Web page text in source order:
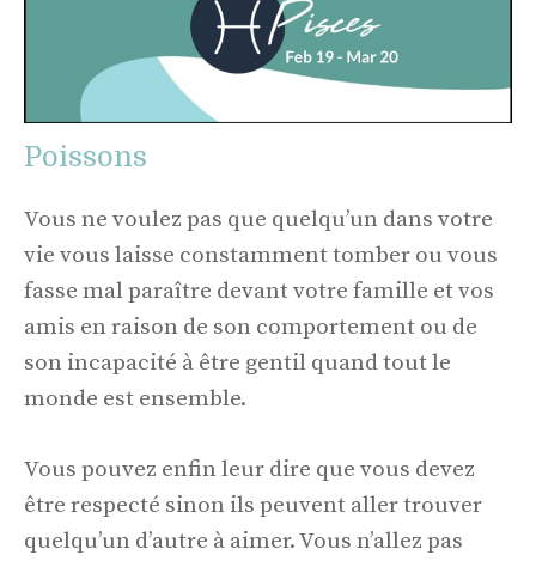
Poissons
Vous ne voulez pas que quelqu’un dans votre
vie vous laisse constamment tomber ou vous
fasse mal paraître devant votre famille et vos
amis en raison de son comportement ou de
son incapacité à être gentil quand tout le
monde est ensemble.
Vous pouvez enfin leur dire que vous devez
être respecté sinon ils peuvent aller trouver
quelqu’un d’autre à aimer. Vous n’allez pas